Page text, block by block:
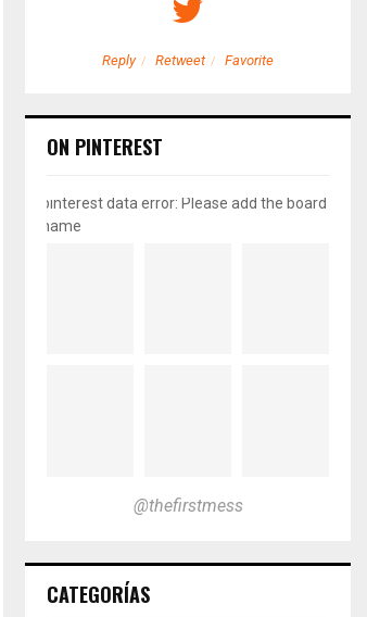
Reply Retweet Favorite
ON PINTEREST
pinterest data error: Please add the board
name
@thefirstmess
CATEGORÍAS